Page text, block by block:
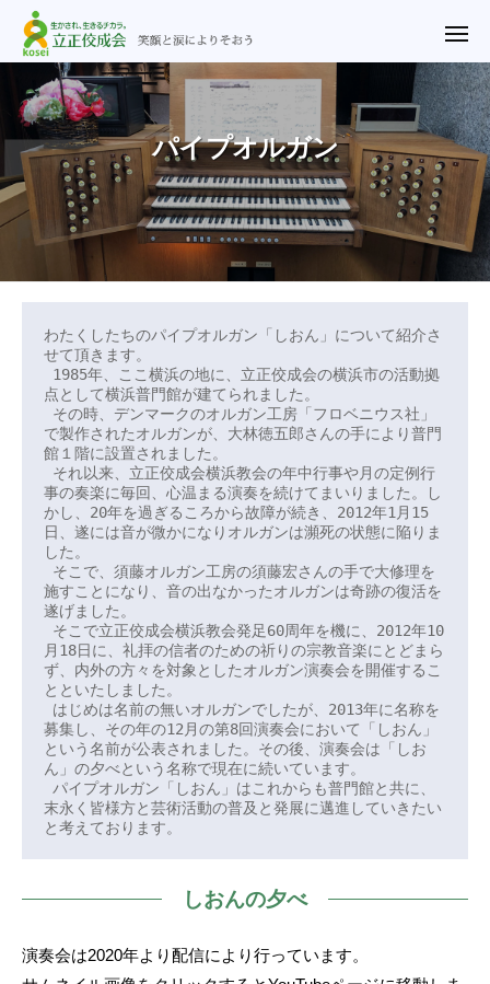
ス
キ
プ
正
佼
成
会
横
顔
と
涙
に
よ
り
メ
ュ
ー
パイプオルガン
パ
イ
ル
ガ
ン
2026
nori2u@ryf.jp
わたくしたちのパイプオルガン「しおん」について紹介さ
せて頂きます。
点として横浜普門館が建てられました。
で製作されたオルガンが、大林徳五郎さんの手により普門
館１階に設置されました。
事の奏楽に毎回、心温まる演奏を続けてまいりました。し
かし、20年を過ぎるころから故障が続き、2012年1月15
日、遂には音が微かになりオルガンは瀕死の状態に陥りま
した。
施すことになり、音の出なかったオルガンは奇跡の復活を
遂げました。
月18日に、礼拝の信者のための祈りの宗教音楽にとどまら
ず、内外の方々を対象としたオルガン演奏会を開催するこ
とといたしました。
募集し、その年の12月の第8回演奏会において「しおん」
という名前が公表されました。その後、演奏会は「しお
ん」の夕べという名称で現在に続いています。
末永く皆様方と芸術活動の普及と発展に邁進していきたい
と考えております。
しおんの夕べ
演奏会は2020年より配信により行っています。
立
正
佼
成
会
横
浜
教
会